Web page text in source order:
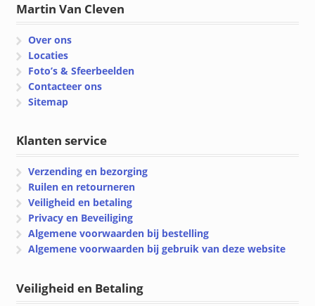
Martin Van Cleven
Over ons
Locaties
Foto’s & Sfeerbeelden
Contacteer ons
Sitemap
Klanten service
Verzending en bezorging
Ruilen en retourneren
Veiligheid en betaling
Privacy en Beveiliging
Algemene voorwaarden bij bestelling
Algemene voorwaarden bij gebruik van deze website
Veiligheid en Betaling